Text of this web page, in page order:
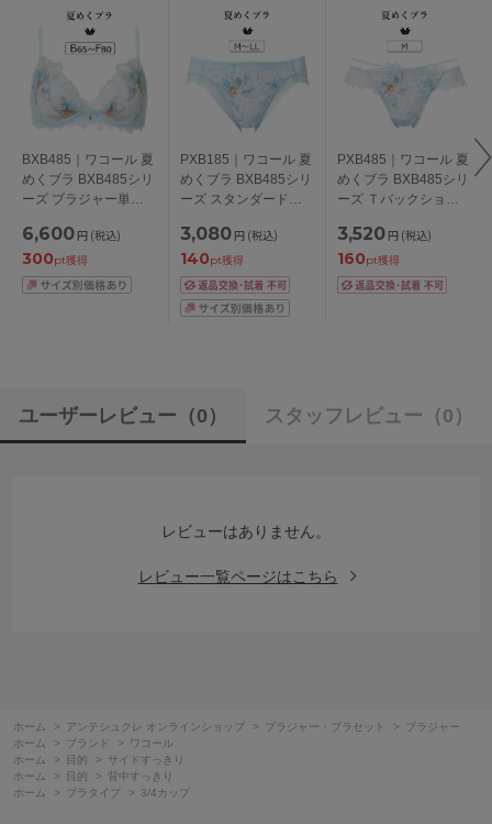
BXB485｜ワコール 夏
めくブラ BXB485シリ
ーズ ブラジャー単品
ー65/70/75/80/85cm
6,600 円 (税込)
300pt獲得
PXB185｜ワコール 夏
めくブラ BXB485シリ
ーズ スタンダードシ
3,080 円 (税込)
140pt獲得
PXB485｜ワコール 夏
めくブラ BXB485シリ
ーズ Ｔバックショー
3,520 円 (税込)
160pt獲得
ユーザーレビュー （0） スタッフレビュー （0）
レビューはありません。
レビュー一覧ページはこちら
ホーム > アンテシュクレ オンラインショップ > ブラジャー・ブラセット >
ブラジャー
ホーム
> ブランド >
ワコール
ホーム
> 目的 >
サイドすっきり
ホーム
> 目的 >
背中すっきり
ホーム
> ブラタイプ > 3/4カップ